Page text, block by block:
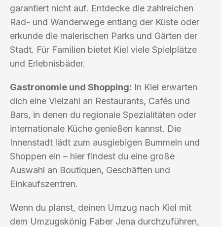
garantiert nicht auf. Entdecke die zahlreichen
Rad- und Wanderwege entlang der Küste oder
erkunde die malerischen Parks und Gärten der
Stadt. Für Familien bietet Kiel viele Spielplätze
und Erlebnisbäder.
Gastronomie und Shopping: In Kiel erwarten
dich eine Vielzahl an Restaurants, Cafés und
Bars, in denen du regionale Spezialitäten oder
internationale Küche genießen kannst. Die
Innenstadt lädt zum ausgiebigen Bummeln und
Shoppen ein – hier findest du eine große
Auswahl an Boutiquen, Geschäften und
Einkaufszentren.
Wenn du planst, deinen Umzug nach Kiel mit
dem Umzugskönig Faber Jena durchzuführen,